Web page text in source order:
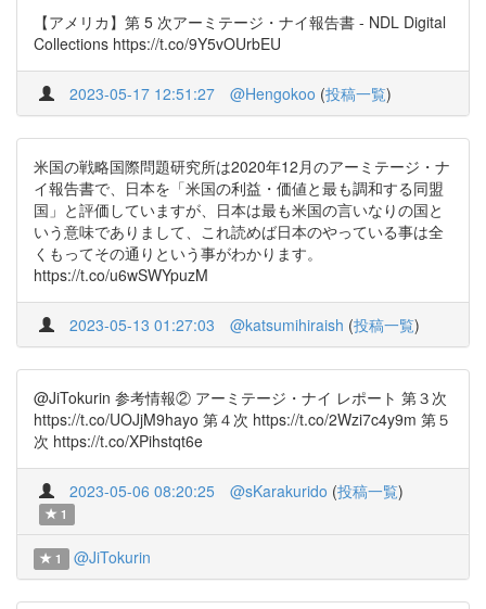
【アメリカ】第 5 次アーミテージ・ナイ報告書 - NDL Digital
Collections https://t.co/9Y5vOUrbEU
2023-05-17 12:51:27 @Hengokoo (投稿一覧)
米国の戦略国際問題研究所は2020年12月のアーミテージ・ナ
イ報告書で、日本を「米国の利益・価値と最も調和する同盟
国」と評価していますが、日本は最も米国の言いなりの国と
いう意味でありまして、これ読めば日本のやっている事は全
くもってその通りという事がわかります。
https://t.co/u6wSWYpuzM
2023-05-13 01:27:03 @katsumihiraish (投稿一覧)
@JiTokurin 参考情報② アーミテージ・ナイ レポート 第３次
https://t.co/UOJjM9hayo 第４次 https://t.co/2Wzi7c4y9m 第５
次 https://t.co/XPihstqt6e
2023-05-06 08:20:25 @sKarakurido (投稿一覧)
1
1 @JiTokurin